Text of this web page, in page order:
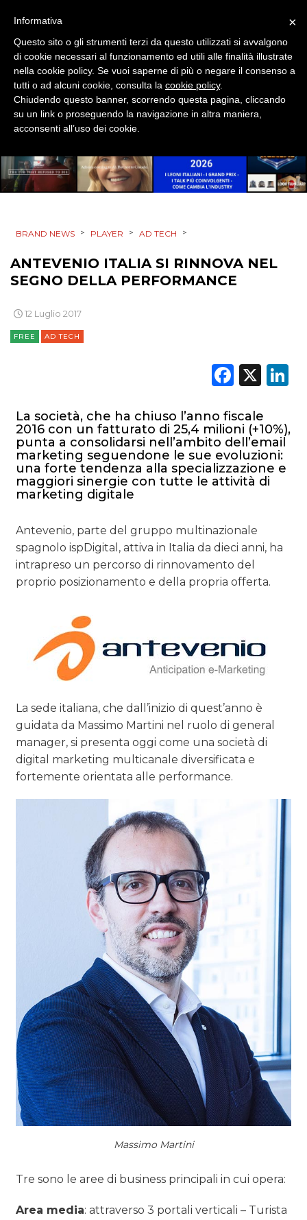
BRAND NEWS > PLAYER > AD TECH >
ANTEVENIO ITALIA SI RINNOVA NEL
SEGNO DELLA PERFORMANCE
12 Luglio 2017
FREE AD TECH
X
La società, che ha chiuso l’anno fiscale
2016 con un fatturato di 25,4 milioni (+10%),
punta a consolidarsi nell’ambito dell’email
marketing seguendone le sue evoluzioni:
una forte tendenza alla specializzazione e
maggiori sinergie con tutte le attività di
marketing digitale
Antevenio, parte del gruppo multinazionale
spagnolo ispDigital, attiva in Italia da dieci anni, ha
intrapreso un percorso di rinnovamento del
proprio posizionamento e della propria offerta.
La sede italiana, che dall’inizio di quest’anno è
guidata da Massimo Martini nel ruolo di general
manager, si presenta oggi come una società di
digital marketing multicanale diversificata e
fortemente orientata alle performance.
Massimo Martini
Tre sono le aree di business principali in cui opera:
Area media: attraverso 3 portali verticali – Turista
×
Informativa
Questo sito o gli strumenti terzi da questo utilizzati si avvalgono
di cookie necessari al funzionamento ed utili alle finalità illustrate
nella cookie policy. Se vuoi saperne di più o negare il consenso a
tutti o ad alcuni cookie, consulta la cookie policy.
Chiudendo questo banner, scorrendo questa pagina, cliccando
su un link o proseguendo la navigazione in altra maniera,
acconsenti all’uso dei cookie.